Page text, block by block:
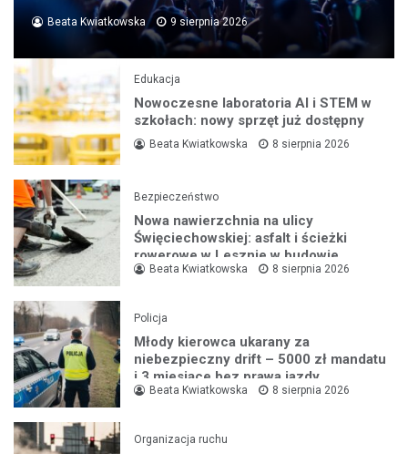
Beata Kwiatkowska 9 sierpnia 2026
Edukacja
Nowoczesne laboratoria AI i STEM w
szkołach: nowy sprzęt już dostępny
Beata Kwiatkowska 8 sierpnia 2026
Bezpieczeństwo
Nowa nawierzchnia na ulicy
Święciechowskiej: asfalt i ścieżki
rowerowe w Lesznie w budowie
Beata Kwiatkowska 8 sierpnia 2026
Policja
Młody kierowca ukarany za
niebezpieczny drift – 5000 zł mandatu
i 3 miesiące bez prawa jazdy
Beata Kwiatkowska 8 sierpnia 2026
Organizacja ruchu